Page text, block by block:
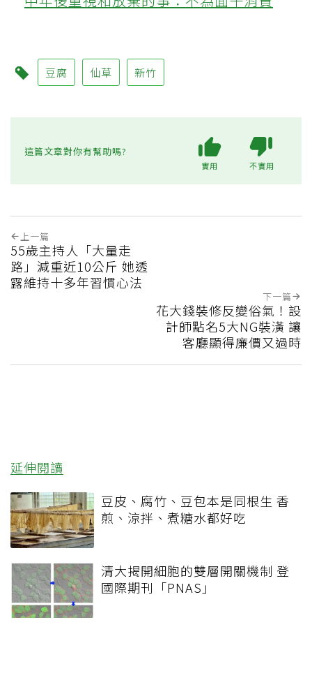
豆腐 仙草 新竹
這篇文章對你有幫助嗎?
實用 不實用
上一篇
55歲主持人「大量走
路」減重近10公斤 她透
露維持十多年習慣心法
下一篇
花大錢裝修反變俗氣！設
計師點名5大NG裝潢 讓
客廳顯得廉價又過時
延伸閱讀
豆皮、腐竹、豆包本是同根生 香
煎、涼拌、煮糖水都好吃
清大揭開細胞的雙層開關機制 登
國際期刊「PNAS」